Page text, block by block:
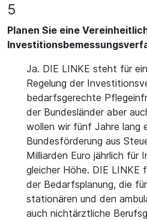
5
Planen Sie eine
Ja. DIE LINKE steht für
Regelung der
bedarfsgerechte
der Bundesländer aber
wollen wir fünf Jahre lang
Bundesförderung aus
Milliarden Euro jährlich für
gleicher Höhe. DIE LINKE
der Bedarfsplanung, die
stationären und den
auch nichtärztliche